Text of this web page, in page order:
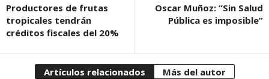
Productores de frutas
tropicales tendrán
créditos fiscales del 20%
Oscar Muñoz: “Sin Salud
Pública es imposible”
Artículos relacionados Más del autor